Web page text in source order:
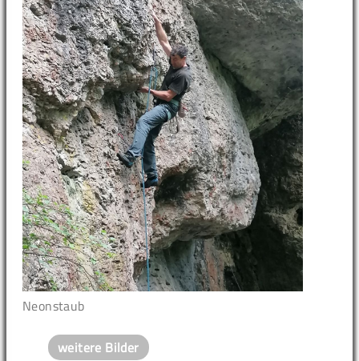
Neonstaub
weitere Bilder